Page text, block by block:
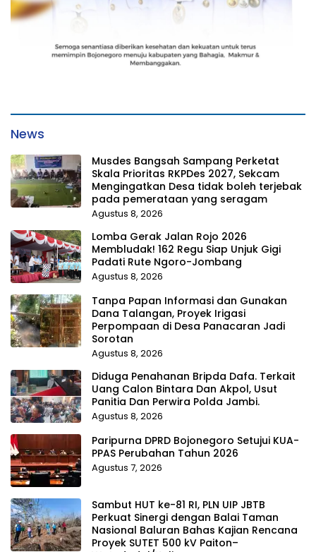
News
Musdes Bangsah Sampang Perketat
Skala Prioritas RKPDes 2027, Sekcam
Mengingatkan Desa tidak boleh terjebak
pada pemerataan yang seragam
Agustus 8, 2026
Lomba Gerak Jalan Rojo 2026
Membludak! 162 Regu Siap Unjuk Gigi
Padati Rute Ngoro-Jombang
Agustus 8, 2026
Tanpa Papan Informasi dan Gunakan
Dana Talangan, Proyek Irigasi
Perpompaan di Desa Panacaran Jadi
Sorotan
Agustus 8, 2026
Diduga Penahanan Bripda Dafa. Terkait
Uang Calon Bintara Dan Akpol, Usut
Panitia Dan Perwira Polda Jambi.
Agustus 8, 2026
Paripurna DPRD Bojonegoro Setujui KUA-
PPAS Perubahan Tahun 2026
Agustus 7, 2026
Sambut HUT ke-81 RI, PLN UIP JBTB
Perkuat Sinergi dengan Balai Taman
Nasional Baluran Bahas Kajian Rencana
Proyek SUTET 500 kV Paiton–